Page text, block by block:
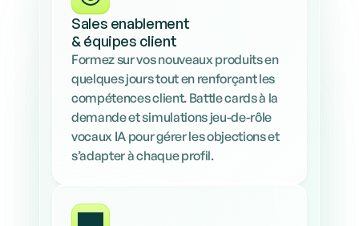
Sales enablement
& équipes client
Formez sur vos nouveaux produits en
quelques jours tout en renforçant les
compétences client. Battle cards à la
demande et simulations jeu-de-rôle
vocaux IA pour gérer les objections et
s’adapter à chaque profil.